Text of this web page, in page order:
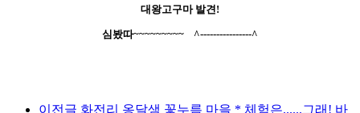
대왕고구마 발견!
심봤따~~~~~~~~~ ^----------------^
이전글 화전리 옹달샘 꽃누름 마을 * 체험은......그래! 바